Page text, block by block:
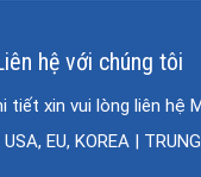
hệ với chúng tôi
tiết xin vui lòng liên hệ
EU, KOREA |